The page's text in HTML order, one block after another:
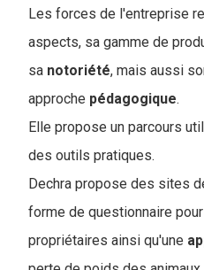
Les forces de l'entreprise
aspects, sa gamme de
sa notoriété, mais aussi
approche pédagogique.
Elle propose un parcours
des outils pratiques.
Dechra propose des sites
forme de questionnaire
propriétaires ainsi qu'une